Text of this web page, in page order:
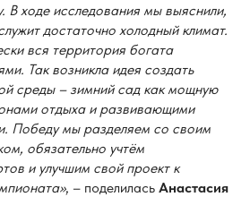
В ходе исследования мы выяснили,
достаточно холодный климат.
вся территория богата
Так возникла идея создать
среды – зимний сад как мощную
отдыха и развивающими
Победу мы разделяем со своим
обязательно учтём
и улучшим свой проект к
, – поделилась Анастасия